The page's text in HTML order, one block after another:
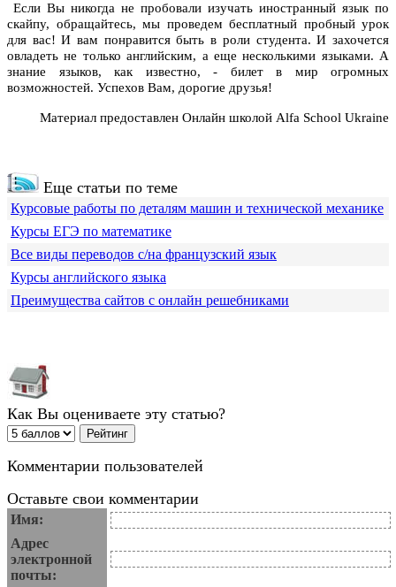
Если Вы никогда не пробовали изучать иностранный язык по
скайпу, обращайтесь, мы проведем бесплатный пробный урок
для вас! И вам понравится быть в роли студента. И захочется
овладеть не только английским, а еще несколькими языками. А
знание языков, как известно, - билет в мир огромных
возможностей. Успехов Вам, дорогие друзья!
Материал предоставлен Онлайн школой Alfa School Ukraine
Еще статьи по теме
Курсовые работы по деталям машин и технической механике
Курсы ЕГЭ по математике
Все виды переводов с/на французский язык
Курсы английского языка
Преимущества сайтов с онлайн решебниками
Как Вы оцениваете эту статью?
Комментарии пользователей
Оставьте свои комментарии
Имя:
Адрес
электронной
почты: